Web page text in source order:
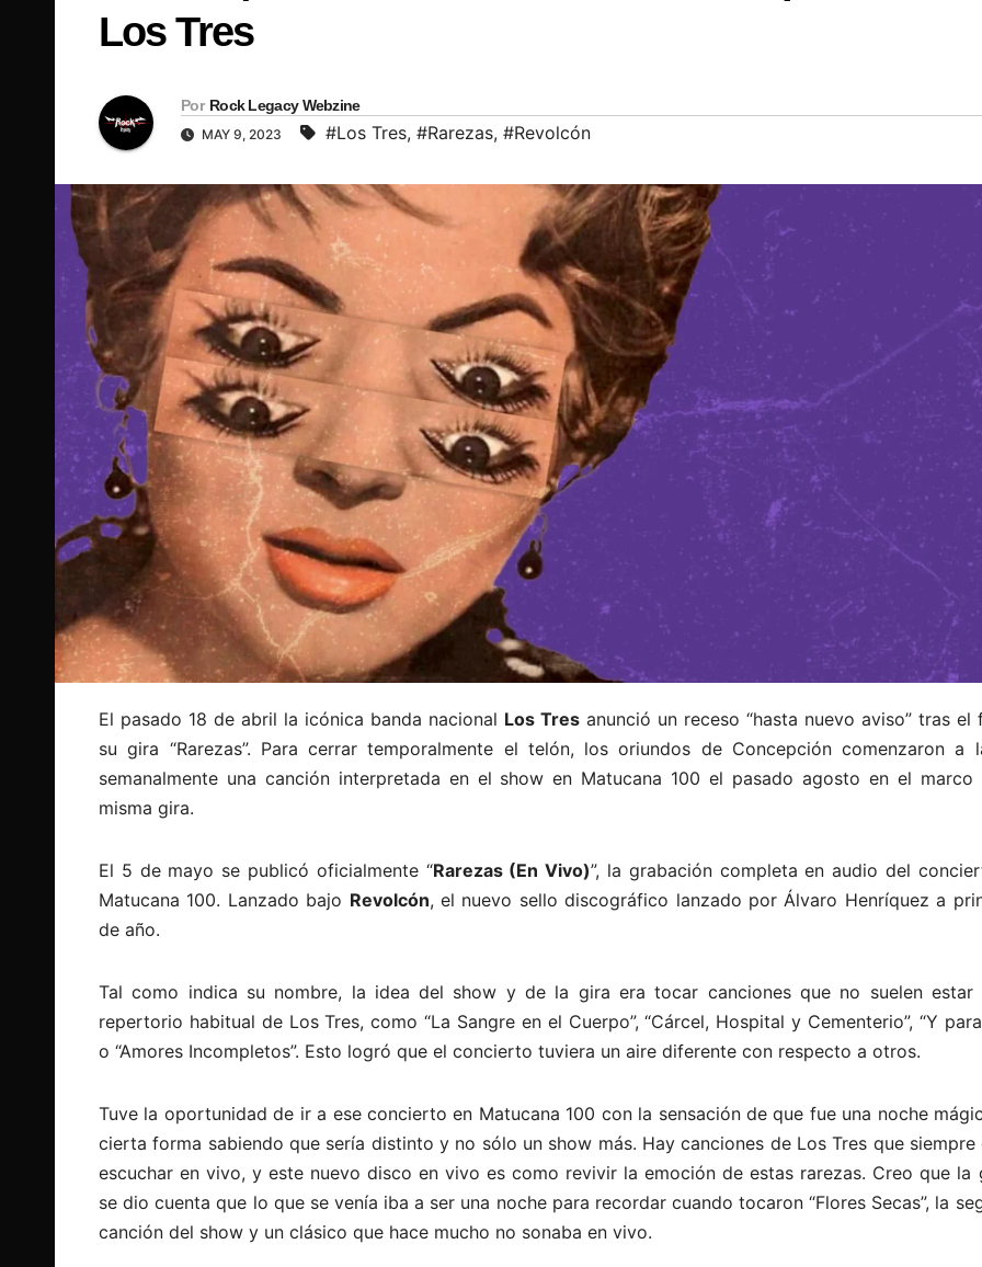
Los Tres
Por Rock Legacy Webzine
MAY 9, 2023 #Los Tres, #Rarezas, #Revolcón
El pasado 18 de abril la icónica banda nacional Los Tresanunció un receso “hasta nuevo aviso” tras el
su gira “Rarezas”. Para cerrar temporalmente el telón, los oriundos de Concepción comenzaron a
semanalmente una canción interpretada en el show en Matucana 100 el pasado agosto en el marco
misma gira.
El 5 de mayo se publicó oficialmente “Rarezas (En Vivo)”, la grabación completa en audio del
Matucana 100. Lanzado bajo Revolcón, el nuevo sello discográfico lanzado por Álvaro Henríquez a
de año.
Tal como indica su nombre, la idea del show y de la gira era tocar canciones que no suelen estar
repertorio habitual de Los Tres, como “La Sangre en el Cuerpo”, “Cárcel, Hospital y Cementerio”, “Y
o “Amores Incompletos”. Esto logró que el concierto tuviera un aire diferente con respecto a otros.
Tuve la oportunidad de ir a ese concierto en Matucana 100 con la sensación de que fue una noche
cierta forma sabiendo que sería distinto y no sólo un show más. Hay canciones de Los Tres que siempre
escuchar en vivo, y este nuevo disco en vivo es como revivir la emoción de estas rarezas. Creo que la
se dio cuenta que lo que se venía iba a ser una noche para recordar cuando tocaron “Flores Secas”, la
canción del show y un clásico que hace mucho no sonaba en vivo.